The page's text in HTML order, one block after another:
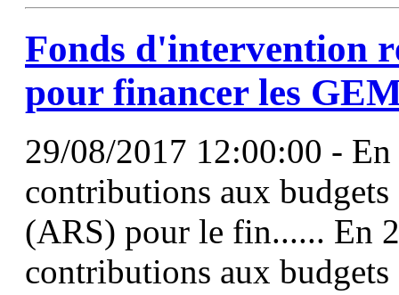
Fonds d'intervention
pour financer les
29/08/2017 12:00:00 -
contributions aux budgets
(ARS) pour le fin...... En
contributions aux budgets